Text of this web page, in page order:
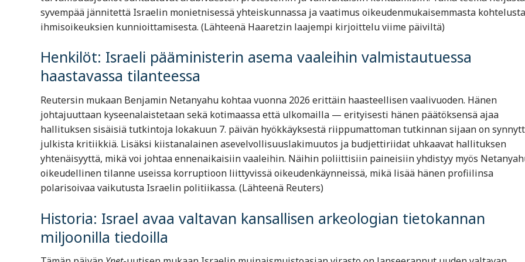
syvempää jännitettä Israelin monietnisessä yhteiskunnassa ja vaatimus oikeudenmukaisemmasta
ihmisoikeuksien kunnioittamisesta. (Lähteenä Haaretzin laajempi kirjoittelu viime päiviltä)
Henkilöt: Israeli pääministerin asema vaaleihin valmistautuessa
haastavassa tilanteessa
Reutersin mukaan Benjamin Netanyahu kohtaa vuonna 2026 erittäin haasteellisen vaalivuoden. Hänen
johtajuuttaan kyseenalaistetaan sekä kotimaassa että ulkomailla — erityisesti hänen päätöksensä ajaa
hallituksen sisäisiä tutkintoja lokakuun 7. päivän hyökkäyksestä riippumattoman tutkinnan sijaan on
julkista kritiikkiä. Lisäksi kiistanalainen asevelvollisuuslakimuutos ja budjettiriidat uhkaavat hallituksen
yhtenäisyyttä, mikä voi johtaa ennenaikaisiin vaaleihin. Näihin poliittisiin paineisiin yhdistyy myös
oikeudellinen tilanne useissa korruptioon liittyvissä oikeudenkäynneissä, mikä lisää hänen profiilinsa
polarisoivaa vaikutusta Israelin politiikassa. (Lähteenä Reuters)
Historia: Israel avaa valtavan kansallisen arkeologian tietokannan
miljoonilla tiedoilla